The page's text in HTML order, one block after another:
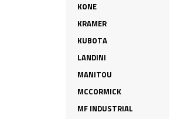
KONE
KRAMER
KUBOTA
LANDINI
MANITOU
MCCORMICK
MF INDUSTRIAL